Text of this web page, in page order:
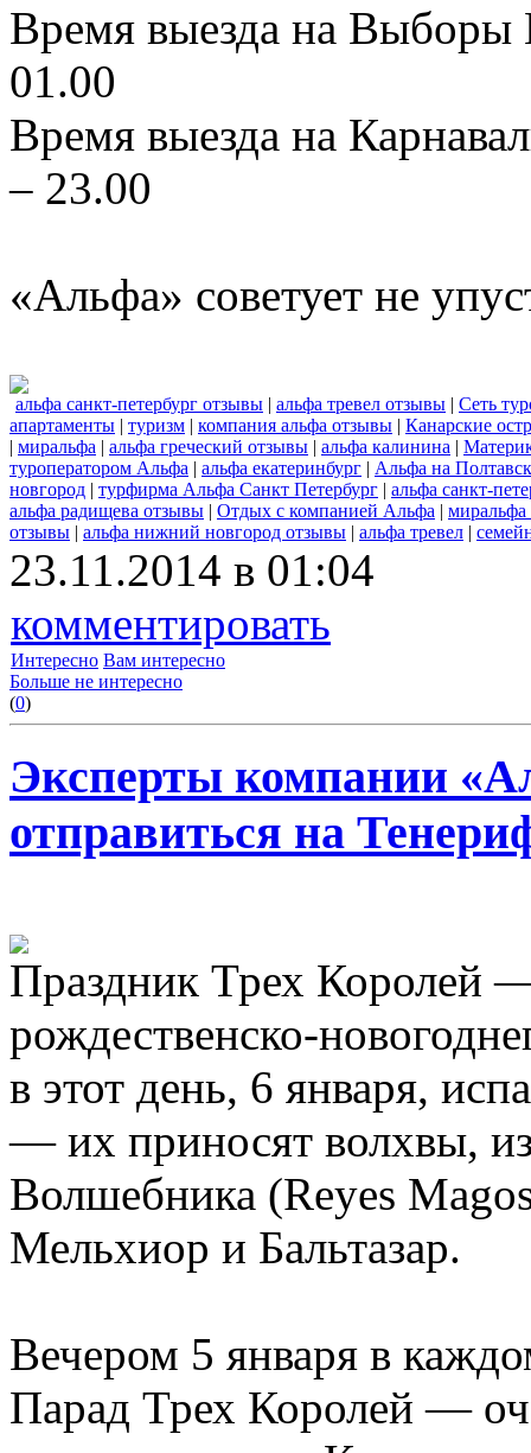
Время выезда на Выборы
01.00
Время выезда на
– 23.00
«Альфа» советует не
альфа санкт-петербург отзывы | альфа тревел отзывы | Сеть
апартаменты | туризм | компания альфа отзывы | Канарские
| миральфа | альфа греческий отзывы | альфа калинина |
туроператором Альфа | альфа екатеринбург | Альфа на
новгород | турфирма Альфа Санкт Петербург | альфа санкт-
альфа радищева отзывы | Отдых с компанией Альфа |
отзывы | альфа нижний новгород отзывы | альфа тревел |
23.11.2014 в 01:04
комментировать
Интересно Вам интересно
Больше не интересно
(0)
Эксперты компании
отправиться на
Праздник Трех Королей
рождественско-
в этот день, 6 января,
— их приносят волхвы,
Волшебника (Reyes
Мельхиор и Бальтазар.
Вечером 5 января в
Парад Трех Королей —